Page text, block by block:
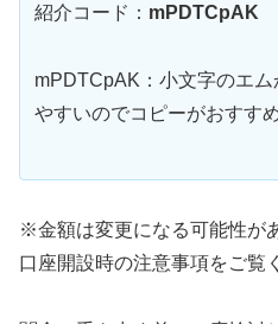
紹介コード： mPDTCpAK
mPDTCpAK：小文字のエム
やすいのでコピーがおすす
※金額は変更になる可能性が
口座開設時の注意事項をご覧